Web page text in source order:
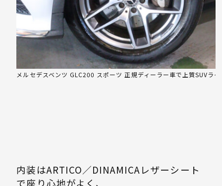
メルセデスベンツ GLC200 スポーツ 正規ディーラー車で上質SUVラ
内装はARTICO／DINAMICAレザーシート
で座り心地がよく、